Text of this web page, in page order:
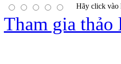
Hãy click vào
Tham gia thảo